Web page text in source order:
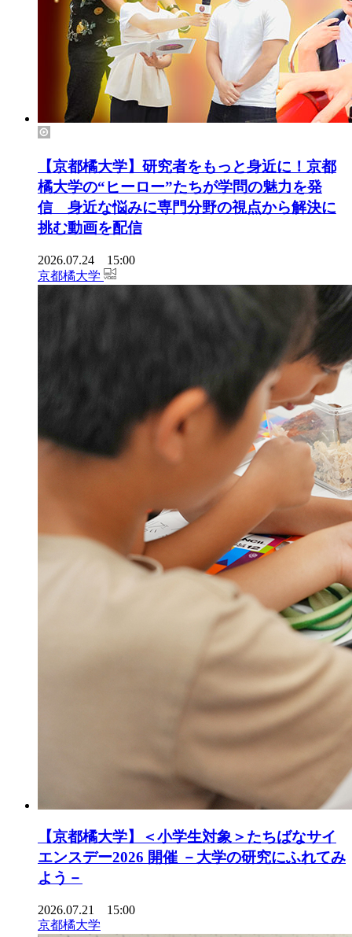
【京都橘大学】研究者をもっと身近に！京都
橘大学の“ヒーロー”たちが学問の魅力を発
信 身近な悩みに専門分野の視点から解決に
挑む動画を配信
2026.07.24 15:00
京都橘大学
【京都橘大学】＜小学生対象＞たちばなサイ
エンスデー2026 開催 －大学の研究にふれてみ
よう－
2026.07.21 15:00
京都橘大学